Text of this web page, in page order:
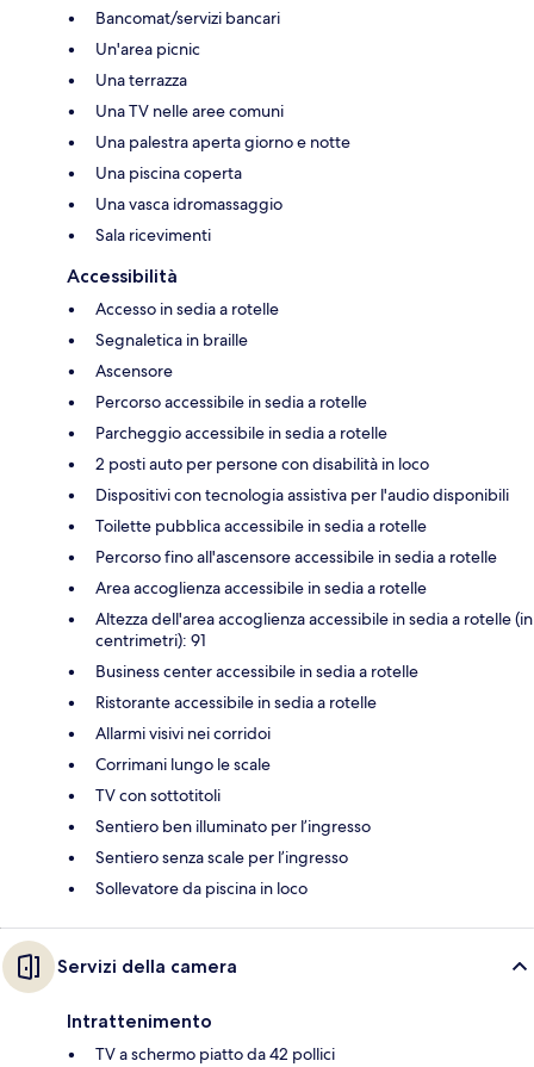
Bancomat/servizi bancari
Un'area picnic
Una terrazza
Una TV nelle aree comuni
Una palestra aperta giorno e notte
Una piscina coperta
Una vasca idromassaggio
Sala ricevimenti
Accessibilità
Accesso in sedia a rotelle
Segnaletica in braille
Ascensore
Percorso accessibile in sedia a rotelle
Parcheggio accessibile in sedia a rotelle
2 posti auto per persone con disabilità in loco
Dispositivi con tecnologia assistiva per l'audio disponibili
Toilette pubblica accessibile in sedia a rotelle
Percorso fino all'ascensore accessibile in sedia a rotelle
Area accoglienza accessibile in sedia a rotelle
Altezza dell'area accoglienza accessibile in sedia a rotelle (in
centrimetri): 91
Business center accessibile in sedia a rotelle
Ristorante accessibile in sedia a rotelle
Allarmi visivi nei corridoi
Corrimani lungo le scale
TV con sottotitoli
Sentiero ben illuminato per l’ingresso
Sentiero senza scale per l’ingresso
Sollevatore da piscina in loco
Servizi della camera
Intrattenimento
TV a schermo piatto da 42 pollici